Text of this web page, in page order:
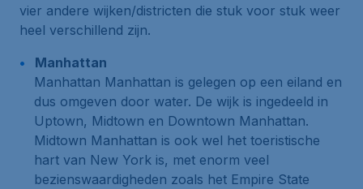
vier andere wijken/districten die stuk voor stuk weer
heel verschillend zijn.
Manhattan
Manhattan Manhattan is gelegen op een eiland en
dus omgeven door water. De wijk is ingedeeld in
Uptown, Midtown en Downtown Manhattan.
Midtown Manhattan is ook wel het toeristische
hart van New York is, met enorm veel
bezienswaardigheden zoals het Empire State